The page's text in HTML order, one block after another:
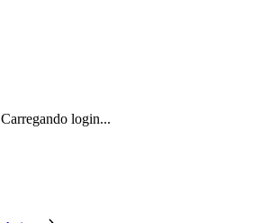
Carregando login...